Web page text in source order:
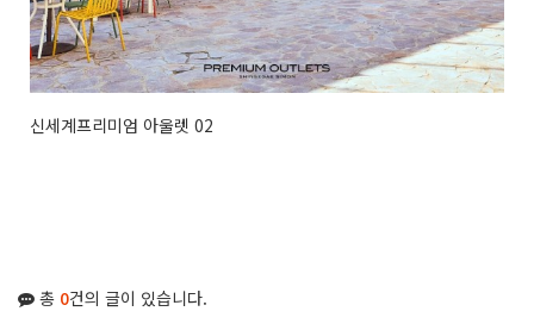
신세계프리미엄 아울렛 02
총 0건의 글이 있습니다.